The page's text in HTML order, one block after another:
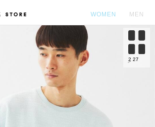
WOMEN MEN
2 27